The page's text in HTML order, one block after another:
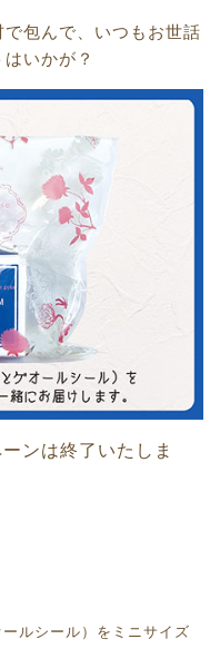
包んで、 いつもお世話
いかが？
ンは終了いたしま
ルシール）をミニサイズ